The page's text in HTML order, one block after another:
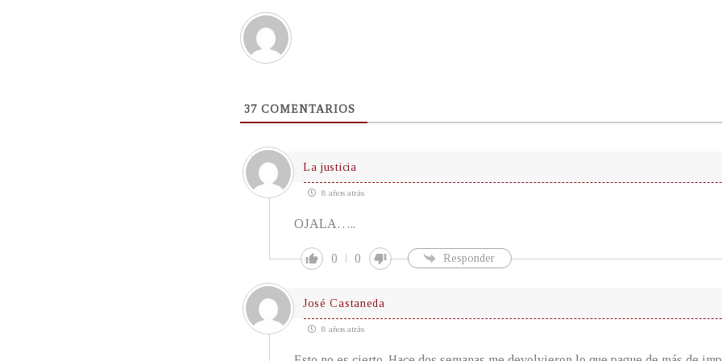
37 COMENTARIOS
La justicia
8 años atrás
OJALA…..
0 0 Responder
José Castaneda
8 años atrás